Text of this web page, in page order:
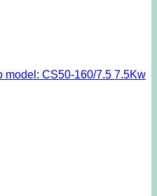
model: CS50-160/7.5 7.5Kw